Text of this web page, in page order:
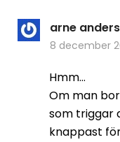
arne
8 december
Hmm…
Om man
som triggar
knappast